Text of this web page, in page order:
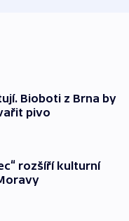
Bioboti z Brna by
pivo
rozšíří kulturní